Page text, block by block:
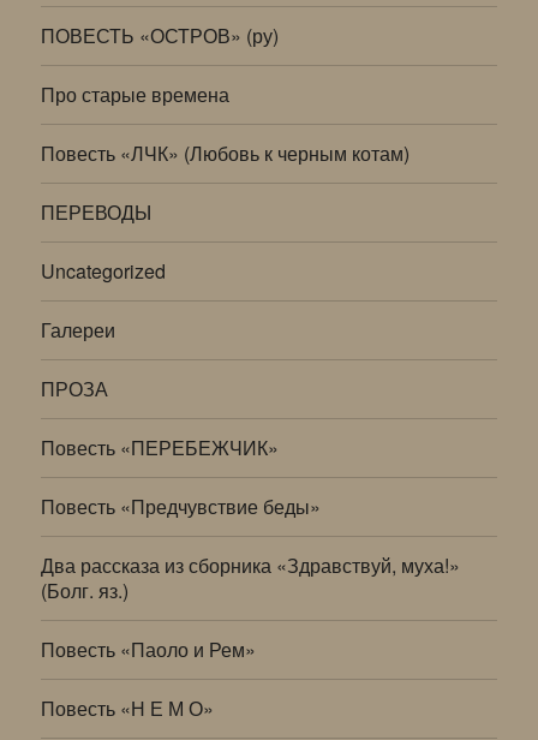
ПОВЕСТЬ «ОСТРОВ» (ру)
Про старые времена
Повесть «ЛЧК» (Любовь к черным котам)
ПЕРЕВОДЫ
Uncategorized
Галереи
ПРОЗА
Повесть «ПЕРЕБЕЖЧИК»
Повесть «Предчувствие беды»
Два рассказа из сборника «Здравствуй, муха!»
(Болг. яз.)
Повесть «Паоло и Рем»
Повесть «Н Е М О»